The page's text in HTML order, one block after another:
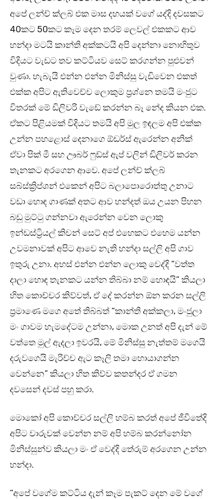
අපේ ලන්ච් ක්ලබ් එක මාස දහයක් වගේ යද්දි දවසකට
40කට 50කට කෑම දෙන තරම් ලෙවල් එකකට ආව
හන්දා මටයි කාන්ති අක්කටයි අපි දෙන්නා නොහිතුව
විදියට වැඩට තව කට්ටියව සෙට් කරගන්න පුළුවන්
වුණා. හැබැයි එන්න එන්න මිනිස්සු වැඩිවෙන එකත්
එක්ක අපිට ඇතිවෙච්ච ලොකුම ප්‍රශ්නෙ තමයි මංජුට
විතරක් මේ ඩිලිවරි වැඩේ කරන්න බෑ නේද කියන එක.
ඒකට පිළියමක් විදියට තමයි අපි මුල ඉඳලම අපි එක්ක
උන්න පහළොස් දෙනාගෙ ඕඩර්ස් ඇරෙන්න අනික්
ඒවා පික් මී සහ ඌබර් ෆුඩ්ස් ඇප් වලින් ඩිලිවර් කරන
තැනකට අරගෙන ආවෙ. අපේ ලන්ච් ක්ලබ්
සබ්ස්ක්‍රිප්ශන් එකෙන් අපිට බලාපොරොත්තු උනාට
වඩා හොඳ ගාණක් අතට ආව හන්දත් ඔය උයන පිහන
බඩු මුට්ටු ගන්නවා ඇරෙන්න වෙන ලොකු
ඉන්ඩස්ට්‍රියල් කිචන් සෙට් අප් එහෙකට එහෙම යන්න
උවමනාවක් අපිට ආවෙ නැති හන්දා සල්ලි අපි ගාව
ඉතුරු උනා. අහස් එන්න එන්න ලොකු වෙද්දි “වත්ත
දාලා හොඳ තැනකට යන්න තිබ්බා නම් හොඳයි” කියලා
හිත කොච්චර කිව්වත්, ඒ දේ කරන්න ඕන කරන සල්ලි
ප්‍රමාණෙ මගෙ අතේ තිබ්බත් “කාන්ති අක්කලා, මංජුලා
මං ගාවම හැමදේටම උන්නා, මොක උනත් අපි දැන් මේ
වත්තෙ මුල් ඇදලා ඉවරයි, මේ මිනිස්සු නැත්තම් මගෙයි
දරුවගෙයි මැරිච්ච ඇට කෑලි තමා හොයාගන්න
වෙන්නෙ” කියලා හිත කිව්ව කතන්දර ඒ ගමන
දවසෙන් දවස් පහු කරා.
මොකෝ අපි කොච්චර සල්ලි හම්බ කරත් අපේ ජීවිතේදි
අපිට වාරුවක් වෙන්න නම් අපි හම්බ කරන්නෝන
මිනිස්සුන්ව කියලා මං ඒ වෙද්දි තේරුම් අරගෙන උන්න
හන්දා.
“අපේ වගේම කට්ටිය දැන් කෑම පැකට් දෙන මේ වගේ